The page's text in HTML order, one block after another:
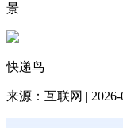
景
快递鸟
来源： 互联网 |